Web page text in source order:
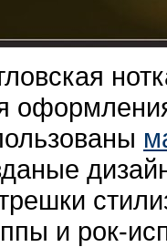
и рок-